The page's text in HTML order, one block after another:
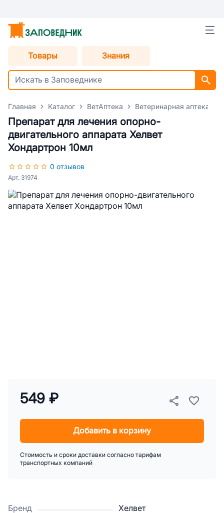
Товары Знания
Главная Каталог ВетАптека Ветеринарная аптека
Препарат для лечения опорно-
двигательного аппарата Хелвет
Хондартрон 10мл
0 отзывов
Арт. 31974
Бренд
Хелвет
549 ₽
Добавить в корзину
Стоимость и сроки доставки согласно тарифам
транспортных компаний